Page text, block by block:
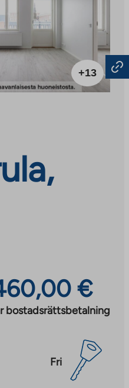
+13
€
bostadsrättsbetalning
Fri